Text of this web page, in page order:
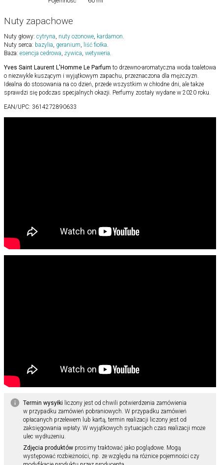
Nuty zapachowe
Nuty głowy: cytryna nuty ozonowe kardamon
Nuty serca: bazylia geranium liść fiołka
Baza: esencja cedrowa żywica wetyweria
Yves Saint Laurent L'Homme Le Parfum to drzewno-aromatyczna woda toaletowa
o niezwykle kuszącym i wyjątkowym zapachu, przeznaczona dla mężczyzn.
Idealna do stosowania na co dzień, przede wszystkim w chłodne dni, ale także
sprawdzi się podczas specjalnych okazji. Perfumy zostały wydane w 2020 roku.
EAN/UPC: 3614272890633
Termin wysyłki liczony jest od chwili potwierdzenia zamówienia
w przypadku zamówień pobraniowych. W przypadku zamówień
opłacanych przelewem lub kartą, termin realizacji liczony jest od
zaksięgowania wpłaty. W wyjątkowych sytuacjach czas realizacji może
ulec wydłużeniu.
Zdjęcia produktówprosimy traktować jako poglądowe. Mogą
występować rozbieżności, np. ze względu na różnice pojemności czy